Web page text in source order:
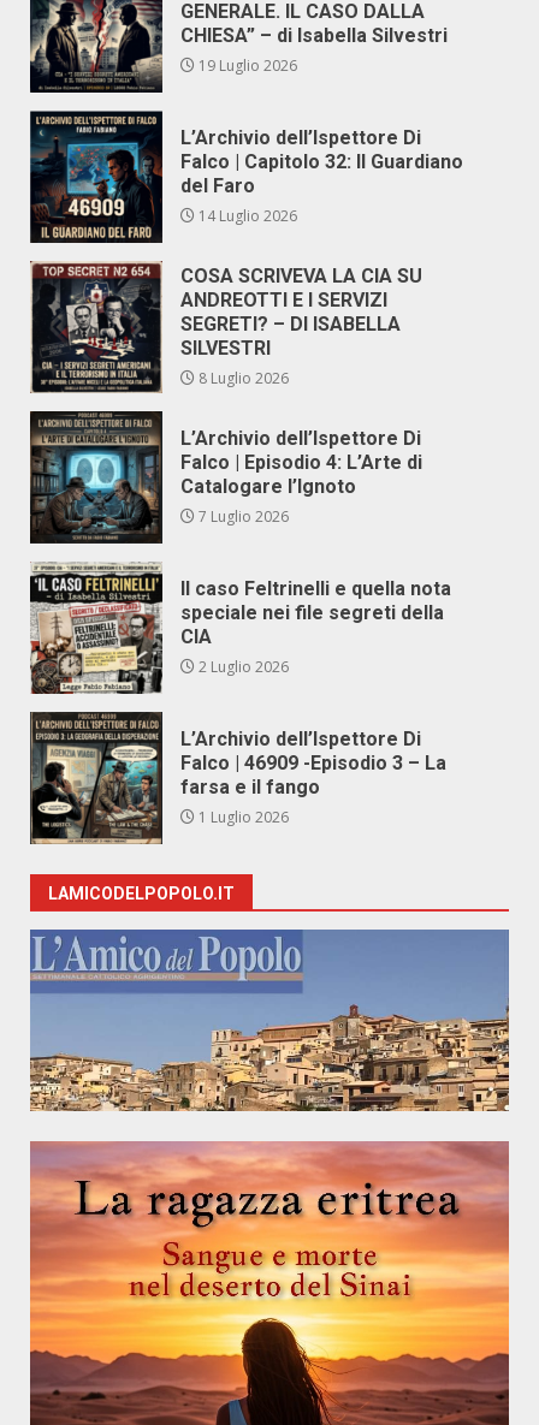
GENERALE. IL CASO DALLA
CHIESA” – di Isabella Silvestri
19 Luglio 2026
L’Archivio dell’Ispettore Di
Falco | Capitolo 32: Il Guardiano
del Faro
14 Luglio 2026
COSA SCRIVEVA LA CIA SU
ANDREOTTI E I SERVIZI
SEGRETI? – DI ISABELLA
SILVESTRI
8 Luglio 2026
L’Archivio dell’Ispettore Di
Falco | Episodio 4: L’Arte di
Catalogare l’Ignoto
7 Luglio 2026
Il caso Feltrinelli e quella nota
speciale nei file segreti della
CIA
2 Luglio 2026
L’Archivio dell’Ispettore Di
Falco | 46909 -Episodio 3 – La
farsa e il fango
1 Luglio 2026
LAMICODELPOPOLO.IT